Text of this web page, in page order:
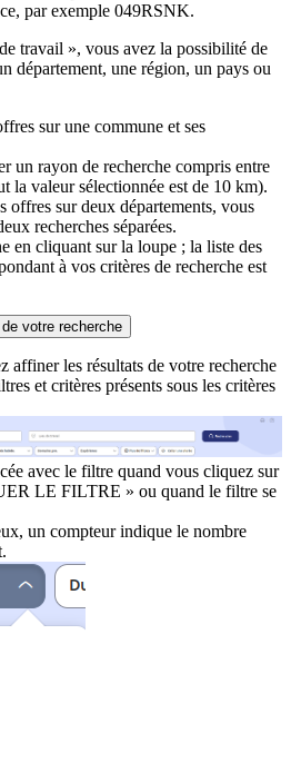
par exemple 049RSNK.
travail », vous avez la possibilité de
département, une région, un pays ou
sur une commune et ses
un rayon de recherche compris entre
la valeur sélectionnée est de 10 km).
offres sur deux départements, vous
recherches séparées.
en cliquant sur la loupe ; la liste des
à vos critères de recherche est
votre recherche
affiner les résultats de votre recherche
et critères présents sous les critères
avec le filtre quand vous cliquez sur
LE FILTRE » ou quand le filtre se
un compteur indique le nombre